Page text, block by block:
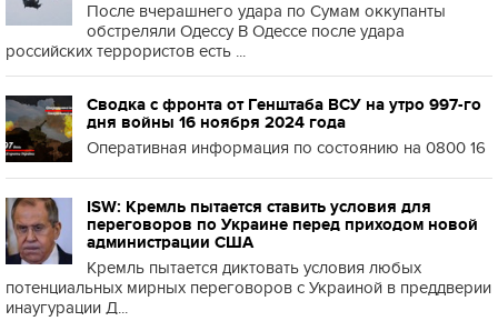
После вчерашнего удара по Сумам оккупанты
обстреляли Одессу В Одессе после удара
российских террористов есть ...
Сводка с фронта от Генштаба ВСУ на утро 997-го
дня войны 16 ноября 2024 года
Оперативная информация по состоянию на 0800 16
ISW: Кремль пытается ставить условия для
переговоров по Украине перед приходом новой
администрации США
Кремль пытается диктовать условия любых
потенциальных мирных переговоров с Украиной в преддверии
инаугурации Д...